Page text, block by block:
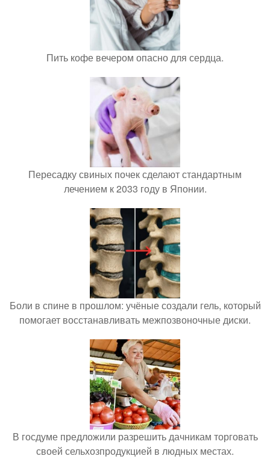
Пить кофе вечером опасно для сердца.
Пересадку свиных почек сделают стандартным
лечением к 2033 году в Японии.
Боли в спине в прошлом: учёные создали гель, который
помогает восстанавливать межпозвоночные диски.
В госдуме предложили разрешить дачникам торговать
своей сельхозпродукцией в людных местах.